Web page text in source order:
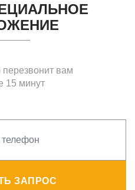
вам
15 минут
ЗАПРОС